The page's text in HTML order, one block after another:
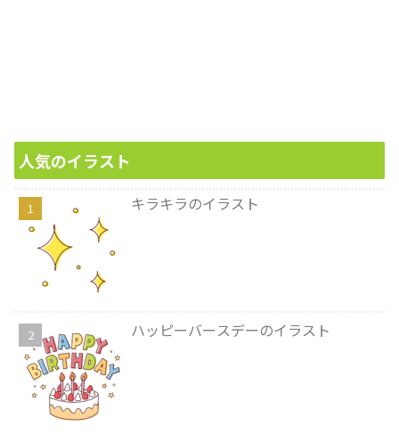
人気のイラスト
キラキラのイラスト
ハッピーバースデーのイラスト